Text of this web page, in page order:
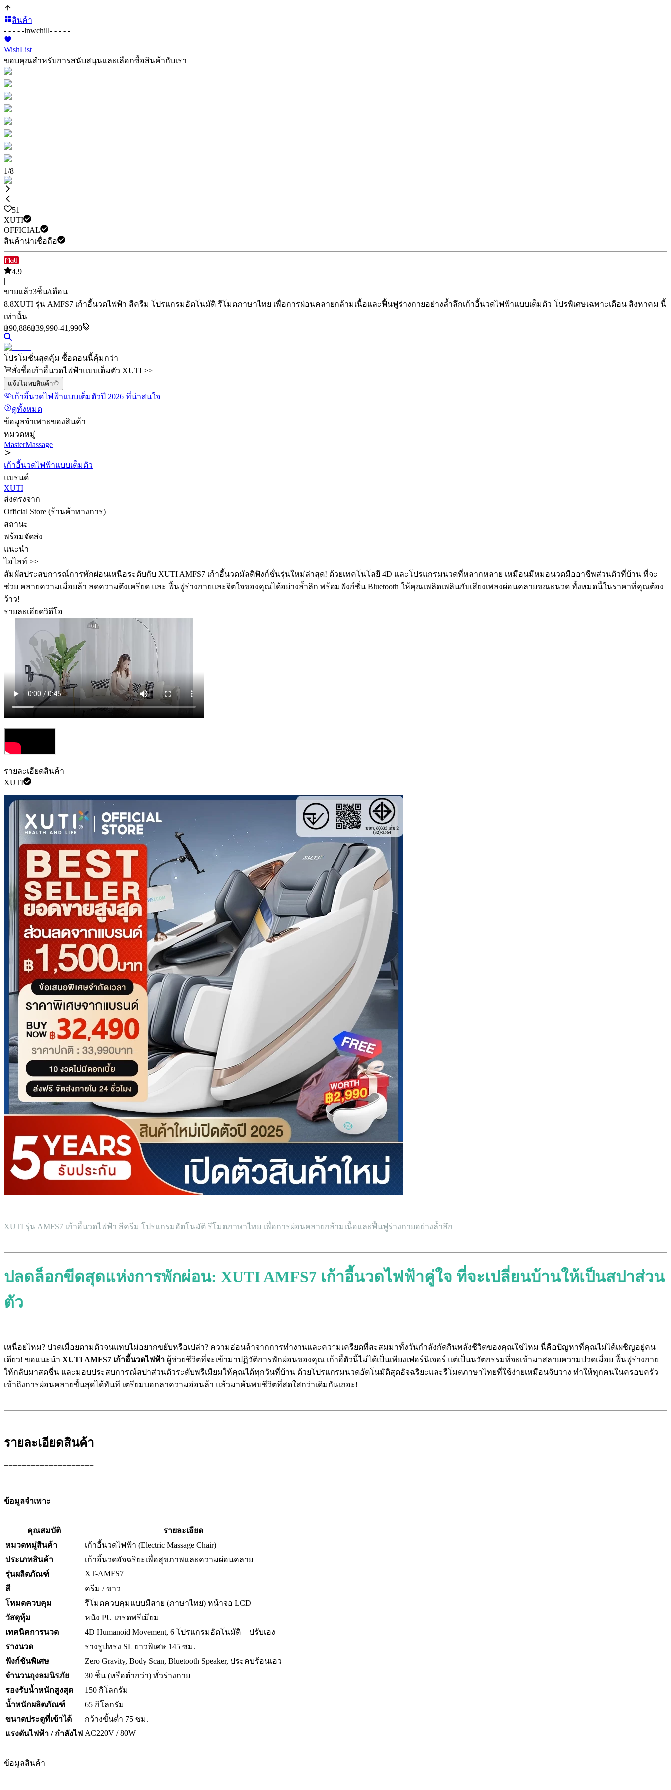
สินค้า
- - - - -lnwchill- - - - -
WishList
ขอบคุณสำหรับการสนับสนุนและเลือกซื้อสินค้ากับเรา
1/8
51
XUTI
OFFICIAL
สินค้าน่าเชื่อถือ
4.9
|
ขายแล้ว3ชิ้น/เดือน
8.8XUTI รุ่น AMFS7 เก้าอี้นวดไฟฟ้า สีครีม โปรแกรมอัตโนมัติ รีโมตภาษาไทย เพื่อการผ่อนคลายกล้ามเนื้อและฟื้นฟูร่างกายอย่างล้ำลึกเก้าอี้นวดไฟฟ้าแบบเต็มตัว โปรพิเศษเฉพาะเดือน สิงหาคม นี้
เท่านั้น
฿90,886฿39,990-41,990
โปรโมชั่นสุดคุ้ม ซื้อตอนนี้คุ้มกว่า
สั่งซื้อเก้าอี้นวดไฟฟ้าแบบเต็มตัว XUTI >>
แจ้งไม่พบสินค้า
เก้าอี้นวดไฟฟ้าแบบเต็มตัวปี 2026 ที่น่าสนใจ
ดูทั้งหมด
ข้อมูลจำเพาะของสินค้า
หมวดหมู่
MasterMassage
เก้าอี้นวดไฟฟ้าแบบเต็มตัว
แบรนด์
XUTI
ส่งตรงจาก
Official Store (ร้านค้าทางการ)
สถานะ
พร้อมจัดส่ง
แนะนำ
ไฮไลท์ >>
สัมผัสประสบการณ์การพักผ่อนเหนือระดับกับ XUTI AMFS7 เก้าอี้นวดมัลติฟังก์ชั่นรุ่นใหม่ล่าสุด! ด้วยเทคโนโลยี 4D และโปรแกรมนวดที่หลากหลาย เหมือนมีหมอนวดมืออาชีพส่วนตัวที่บ้าน ที่จะ
ช่วย คลายความเมื่อยล้า ลดความตึงเครียด และ ฟื้นฟูร่างกายและจิตใจของคุณได้อย่างล้ำลึก พร้อมฟังก์ชั่น Bluetooth ให้คุณเพลิดเพลินกับเสียงเพลงผ่อนคลายขณะนวด ทั้งหมดนี้ในราคาที่คุณต้อง
ว้าว!
รายละเอียดวิดีโอ
รายละเอียดสินค้า
XUTI
XUTI รุ่น AMFS7 เก้าอี้นวดไฟฟ้า สีครีม โปรแกรมอัตโนมัติ รีโมตภาษาไทย เพื่อการผ่อนคลายกล้ามเนื้อและฟื้นฟูร่างกายอย่างล้ำลึก
ปลดล็อกขีดสุดแห่งการพักผ่อน: XUTI AMFS7 เก้าอี้นวดไฟฟ้าคู่ใจ ที่จะเปลี่ยนบ้านให้เป็นสปาส่วน
ตัว
เหนื่อยไหม? ปวดเมื่อยตามตัวจนแทบไม่อยากขยับหรือเปล่า? ความอ่อนล้าจากการทำงานและความเครียดที่สะสมมาทั้งวันกำลังกัดกินพลังชีวิตของคุณใช่ไหม นี่คือปัญหาที่คุณไม่ได้เผชิญอยู่คน
เดียว! ขอแนะนำ XUTI AMFS7 เก้าอี้นวดไฟฟ้า ผู้ช่วยชีวิตที่จะเข้ามาปฏิวัติการพักผ่อนของคุณ เก้าอี้ตัวนี้ไม่ได้เป็นเพียงเฟอร์นิเจอร์ แต่เป็นนวัตกรรมที่จะเข้ามาสลายความปวดเมื่อย ฟื้นฟูร่างกาย
ให้กลับมาสดชื่น และมอบประสบการณ์สปาส่วนตัวระดับพรีเมียมให้คุณได้ทุกวันที่บ้าน ด้วยโปรแกรมนวดอัตโนมัติสุดอัจฉริยะและรีโมตภาษาไทยที่ใช้ง่ายเหมือนจับวาง ทำให้ทุกคนในครอบครัว
เข้าถึงการผ่อนคลายขั้นสุดได้ทันที เตรียมบอกลาความอ่อนล้า แล้วมาค้นพบชีวิตที่สดใสกว่าเดิมกันเถอะ!
รายละเอียดสินค้า
====================
ข้อมูลจำเพาะ
คุณสมบัติ
รายละเอียด
หมวดหมู่สินค้า
เก้าอี้นวดไฟฟ้า (Electric Massage Chair)
ประเภทสินค้า
เก้าอี้นวดอัจฉริยะเพื่อสุขภาพและความผ่อนคลาย
รุ่นผลิตภัณฑ์
XT-AMFS7
สี
ครีม / ขาว
โหมดควบคุม
รีโมตควบคุมแบบมีสาย (ภาษาไทย) หน้าจอ LCD
วัสดุหุ้ม
หนัง PU เกรดพรีเมียม
เทคนิคการนวด
4D Humanoid Movement, 6 โปรแกรมอัตโนมัติ + ปรับเอง
รางนวด
รางรูปทรง SL ยาวพิเศษ 145 ซม.
ฟังก์ชันพิเศษ
Zero Gravity, Body Scan, Bluetooth Speaker, ประคบร้อนเอว
จำนวนถุงลมนิรภัย
30 ชิ้น (หรือต่ำกว่า) ทั่วร่างกาย
รองรับน้ำหนักสูงสุด
150 กิโลกรัม
น้ำหนักผลิตภัณฑ์
65 กิโลกรัม
ขนาดประตูที่เข้าได้
กว้างขั้นต่ำ 75 ซม.
แรงดันไฟฟ้า / กำลังไฟ AC220V / 80W
ข้อมูลสินค้า